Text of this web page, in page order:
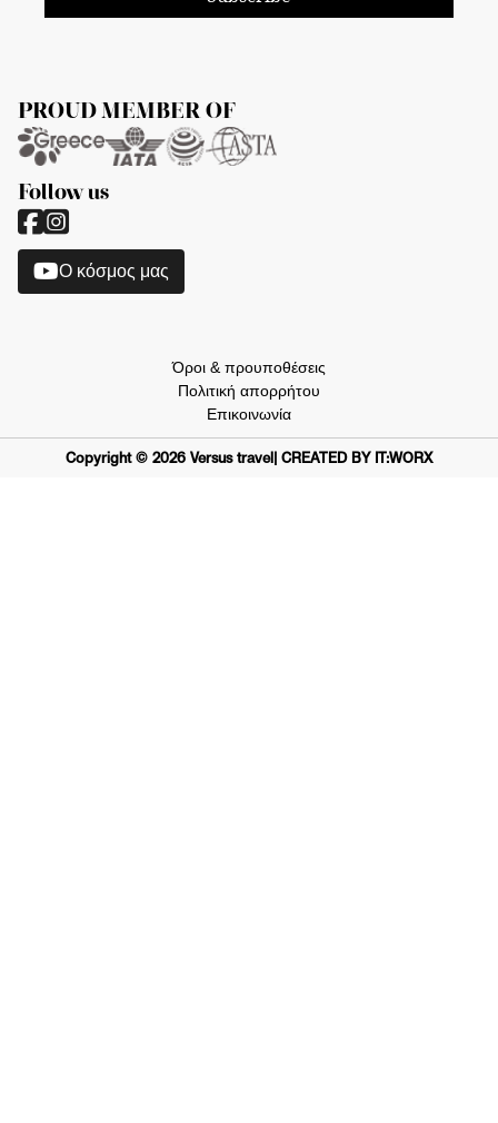
PROUD MEMBER OF
Follow us
O κόσμος μας
Όροι & προυποθέσεις
Πολιτική απορρήτου
Επικοινωνία
Copyright © 2026 Versus travel| CREATED BY IT:WORX